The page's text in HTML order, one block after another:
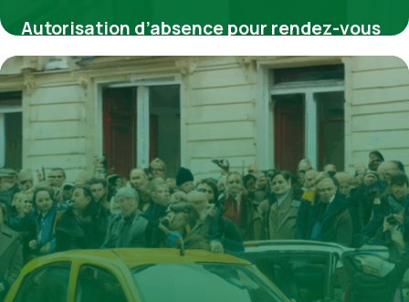
Autorisation d’absence pour rendez-vous
médical dans la fonction publique : droits
et démarches à connaître
4 juillet 2025